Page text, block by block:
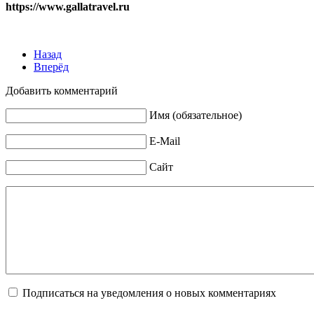
https://www.gallatravel.ru
Назад
Вперёд
Добавить комментарий
Имя (обязательное)
E-Mail
Сайт
Подписаться на уведомления о новых комментариях